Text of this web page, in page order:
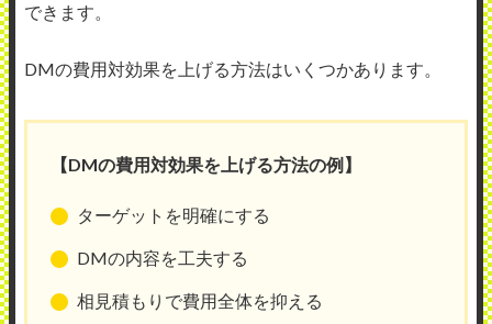
できます。
DMの費用対効果を上げる方法はいくつかあります。
【DMの費用対効果を上げる方法の例】
ターゲットを明確にする
DMの内容を工夫する
相見積もりで費用全体を抑える